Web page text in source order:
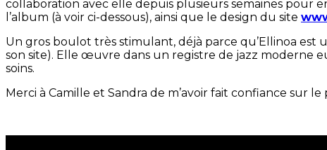
collaboration avec elle depuis plusieurs semaines pour
l’album (à voir ci-dessous), ainsi que le design du site
Un gros boulot très stimulant, déjà parce qu’Ellinoa est
son site). Elle œuvre dans un registre de jazz moderne
soins.
Merci à Camille et Sandra de m’avoir fait confiance sur le